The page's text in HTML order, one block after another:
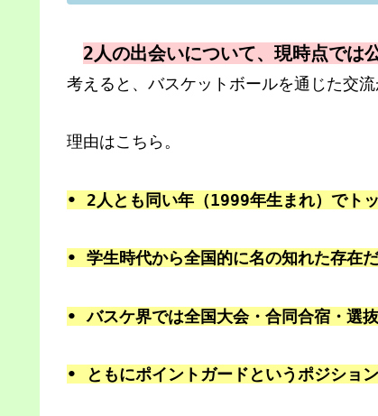
2人の出会いについて、現時点では
考えると、バスケットボールを通じた交
理由はこちら。
• 2人とも同い年（1999年生まれ）でト
• 学生時代から全国的に名の知れた存在
• バスケ界では全国大会・合同合宿・選
• ともにポイントガードというポジショ